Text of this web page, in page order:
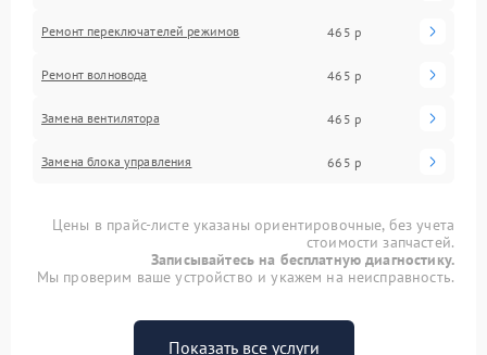
Ремонт переключателей режимов 465 р
Ремонт волновода 465 р
Замена вентилятора 465 р
Замена блока управления 665 р
Цены в прайс-листе указаны ориентировочные, без учета
стоимости запчастей.
Записывайтесь на бесплатную диагностику.
Мы проверим ваше устройство и укажем на неисправность.
Показать все услуги